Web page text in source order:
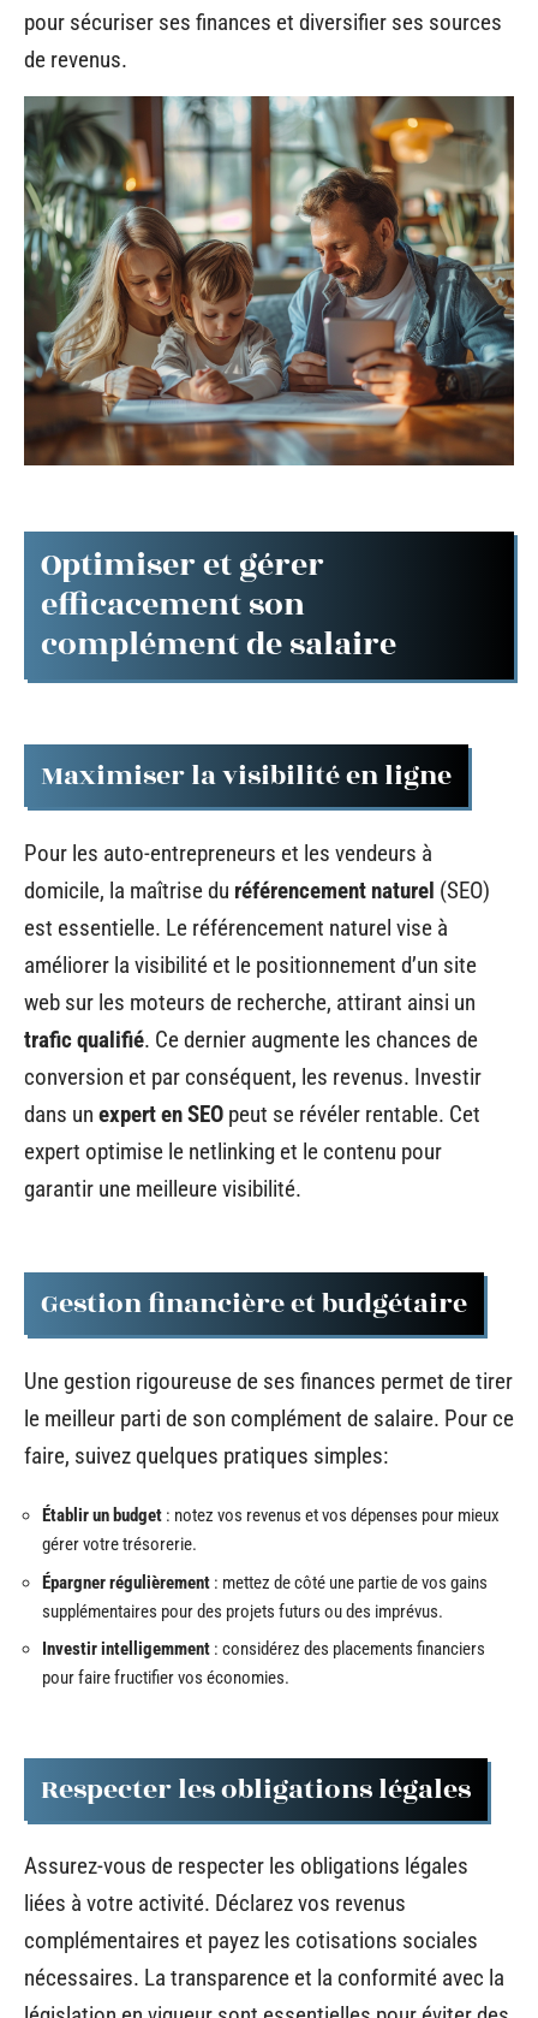
pour sécuriser ses finances et diversifier ses sources
de revenus.
Optimiser et gérer
efficacement son
complément de salaire
Maximiser la visibilité en ligne
Pour les auto-entrepreneurs et les vendeurs à
domicile, la maîtrise du référencement naturel (SEO)
est essentielle. Le référencement naturel vise à
améliorer la visibilité et le positionnement d’un site
web sur les moteurs de recherche, attirant ainsi un
trafic qualifié. Ce dernier augmente les chances de
conversion et par conséquent, les revenus. Investir
dans un expert en SEO peut se révéler rentable. Cet
expert optimise le netlinking et le contenu pour
garantir une meilleure visibilité.
Gestion financière et budgétaire
Une gestion rigoureuse de ses finances permet de tirer
le meilleur parti de son complément de salaire. Pour ce
faire, suivez quelques pratiques simples:
Établir un budget : notez vos revenus et vos dépenses pour mieux
gérer votre trésorerie.
Épargner régulièrement : mettez de côté une partie de vos gains
supplémentaires pour des projets futurs ou des imprévus.
Investir intelligemment : considérez des placements financiers
pour faire fructifier vos économies.
Respecter les obligations légales
Assurez-vous de respecter les obligations légales
liées à votre activité. Déclarez vos revenus
complémentaires et payez les cotisations sociales
nécessaires. La transparence et la conformité avec la